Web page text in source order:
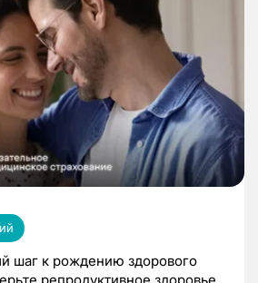
шаг к рождению здорового
репродуктивное здоровье